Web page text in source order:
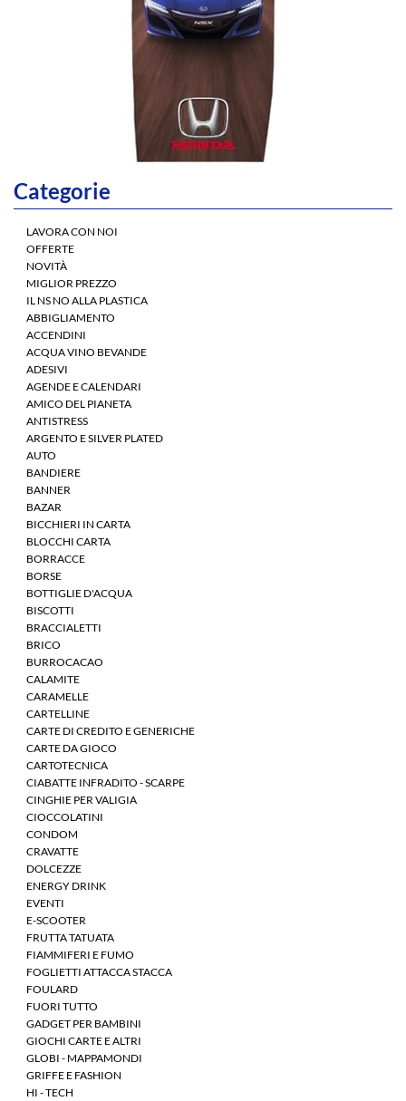
Categorie
LAVORA CON NOI
OFFERTE
NOVITÀ
MIGLIOR PREZZO
IL NS NO ALLA PLASTICA
ABBIGLIAMENTO
ACCENDINI
ACQUA VINO BEVANDE
ADESIVI
AGENDE E CALENDARI
AMICO DEL PIANETA
ANTISTRESS
ARGENTO E SILVER PLATED
AUTO
BANDIERE
BANNER
BAZAR
BICCHIERI IN CARTA
BLOCCHI CARTA
BORRACCE
BORSE
BOTTIGLIE D'ACQUA
BISCOTTI
BRACCIALETTI
BRICO
BURROCACAO
CALAMITE
CARAMELLE
CARTELLINE
CARTE DI CREDITO E GENERICHE
CARTE DA GIOCO
CARTOTECNICA
CIABATTE INFRADITO - SCARPE
CINGHIE PER VALIGIA
CIOCCOLATINI
CONDOM
CRAVATTE
DOLCEZZE
ENERGY DRINK
EVENTI
E-SCOOTER
FRUTTA TATUATA
FIAMMIFERI E FUMO
FOGLIETTI ATTACCA STACCA
FOULARD
FUORI TUTTO
GADGET PER BAMBINI
GIOCHI CARTE E ALTRI
GLOBI - MAPPAMONDI
GRIFFE E FASHION
HI - TECH